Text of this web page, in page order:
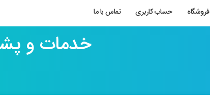
فروشگاه حساب کاربری تماس با ما
خدمات و